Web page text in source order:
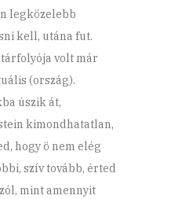
legközelebb
kell, utána fut.
volt már
(ország).
úszik át,
kimondhatatlan,
hogy ö nem elég
szív tovább, érted
mint amennyit